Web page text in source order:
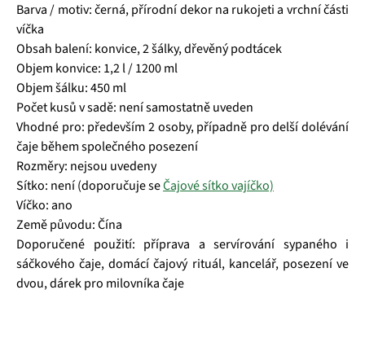
Barva / motiv: černá, přírodní dekor na rukojeti a vrchní části
víčka
Obsah balení: konvice, 2 šálky, dřevěný podtácek
Objem konvice: 1,2 l / 1200 ml
Objem šálku: 450 ml
Počet kusů v sadě: není samostatně uveden
Vhodné pro: především 2 osoby, případně pro delší dolévání
čaje během společného posezení
Rozměry: nejsou uvedeny
Sítko: není (doporučuje seČajové sítko vajíčko)
Víčko: ano
Země původu: Čína
Doporučené použití: příprava a servírování sypaného i
sáčkového čaje, domácí čajový rituál, kancelář, posezení ve
dvou, dárek pro milovníka čaje